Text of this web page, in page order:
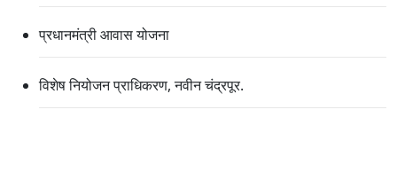
प्रधानमंत्री आवास योजना
विशेष नियोजन प्राधिकरण, नवीन चंद्रपूर.